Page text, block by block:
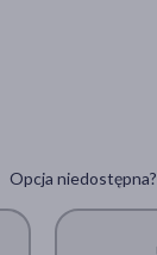
Opcja niedostępna?